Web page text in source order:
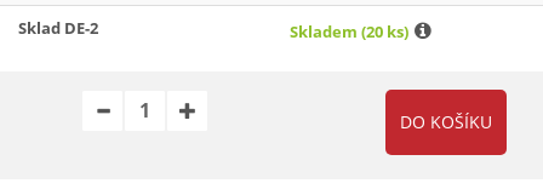
Sklad DE-2 Skladem (20 ks)